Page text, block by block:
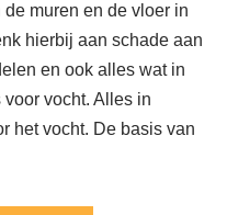
muren en de vloer in
hierbij aan schade aan
en ook alles wat in
vocht. Alles in
het vocht. De basis van